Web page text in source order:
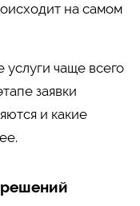
на самом
чаще всего
заявки
и какие